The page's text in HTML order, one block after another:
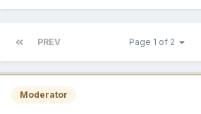
PREV Page 1 of 2
Moderator